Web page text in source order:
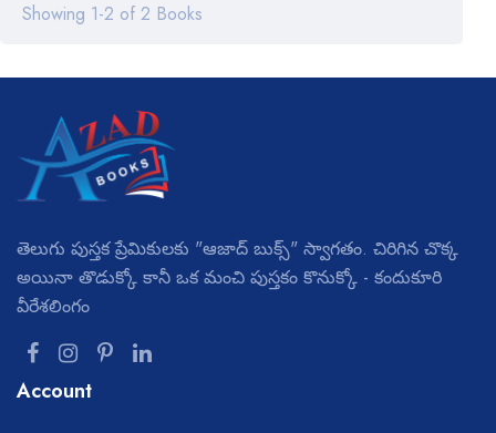
Showing 1-2 of 2 Books
తెలుగు పుస్తక ప్రేమికులకు "ఆజాద్ బుక్స్" స్వాగతం. చిరిగిన చొక్క
అయినా తొడుక్కో కానీ ఒక మంచి పుస్తకం కొనుక్కో - కందుకూరి
వీరేశలింగం
Account